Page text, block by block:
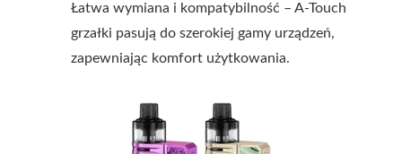
Łatwa wymiana i kompatybilność – A-Touch
grzałki pasują do szerokiej gamy urządzeń,
zapewniając komfort użytkowania.